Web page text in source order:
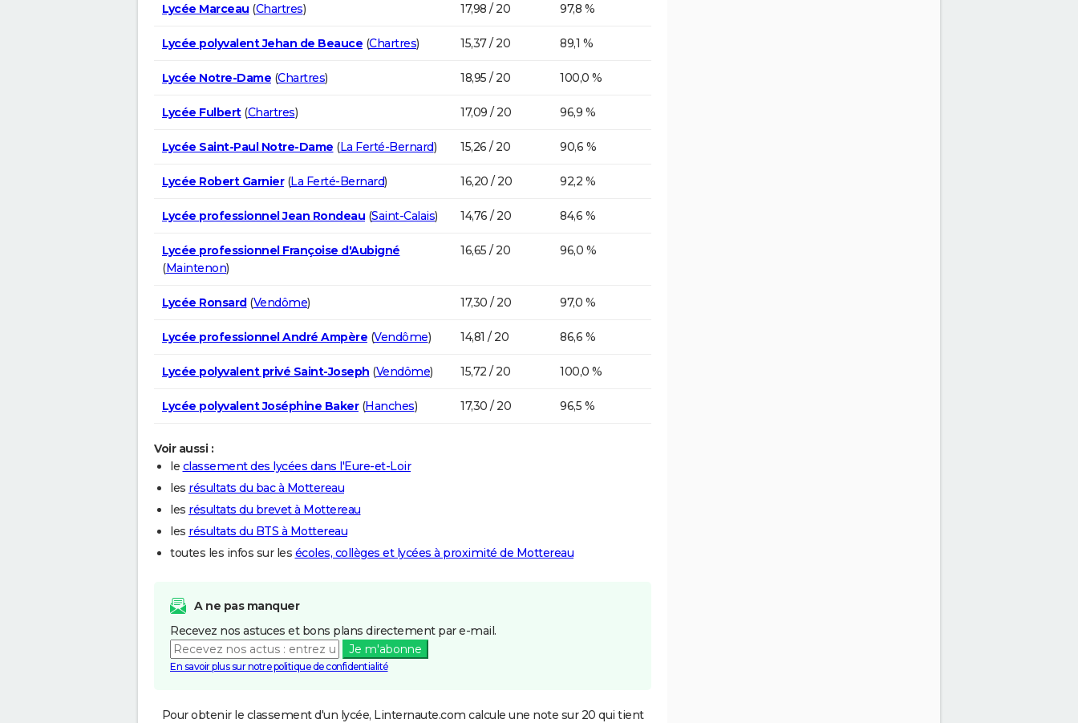
Lycée Marceau (Chartres) 17,98 / 20 97,8 %
Lycée polyvalent Jehan de Beauce (Chartres) 15,37 / 20 89,1 %
Lycée Notre-Dame (Chartres) 18,95 / 20 100,0 %
Lycée Fulbert(Chartres) 17,09 / 20 96,9 %
Lycée Saint-Paul Notre-Dame (La Ferté-Bernard) 15,26 / 20 90,6 %
Lycée Robert Garnier(La Ferté-Bernard) 16,20 / 20 92,2 %
Lycée professionnel Jean Rondeau (Saint-Calais) 14,76 / 20 84,6 %
Lycée professionnel Françoise d'Aubigné
(Maintenon)
16,65 / 20 96,0 %
Lycée Ronsard(Vendôme) 17,30 / 20 97,0 %
Lycée professionnel André Ampère (Vendôme) 14,81 / 20 86,6 %
Lycée polyvalent privé Saint-Joseph (Vendôme) 15,72 / 20 100,0 %
Lycée polyvalent Joséphine Baker(Hanches) 17,30 / 20 96,5 %
Voir aussi :
le classement des lycées dans l'Eure-et-Loir
les résultats du bac à Mottereau
les résultats du brevet à Mottereau
les résultats du BTS à Mottereau
toutes les infos sur les écoles, collèges et lycées à proximité de Mottereau
A ne pas manquer
Recevez nos astuces et bons plans directement par e-mail.
Je m'abonne
En savoir plus sur notre politique de confidentialité
Pour obtenir le classement d'un lycée, Linternaute.com calcule une note sur 20 qui tient